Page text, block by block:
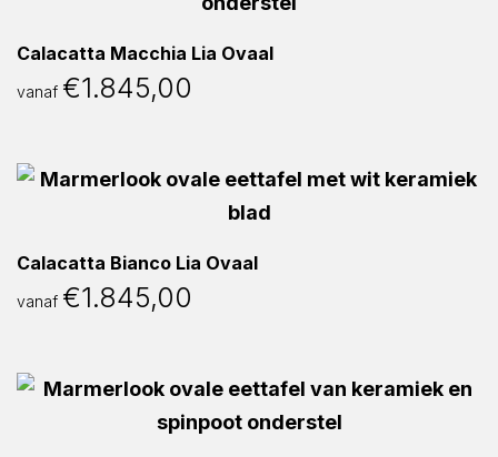
Calacatta Macchia Lia Ovaal
vanaf €1.845,00
Calacatta Bianco Lia Ovaal
vanaf €1.845,00